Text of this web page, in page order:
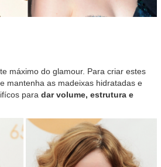
máximo do glamour. Para criar estes
mantenha as madeixas hidratadas e
para dar volume, estrutura e